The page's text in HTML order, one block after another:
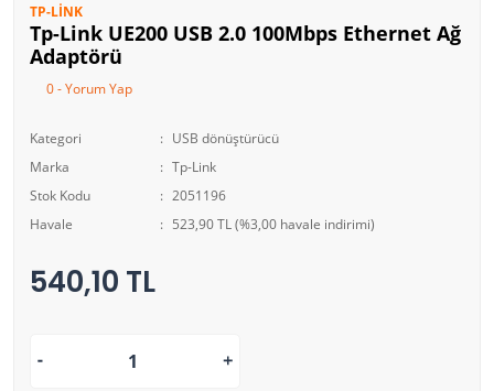
TP-LINK
Tp-Link UE200 USB 2.0 100Mbps Ethernet Ağ
Adaptörü
0 - Yorum Yap
Kategori
USB dönüştürücü
Marka
Tp-Link
Stok Kodu
2051196
Havale
523,90 TL (%3,00 havale indirimi)
540,10 TL